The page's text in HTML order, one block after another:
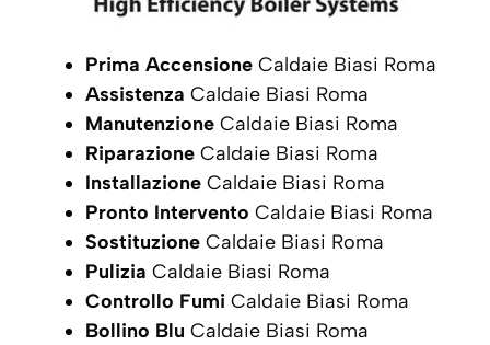
Prima Accensione Caldaie Biasi Roma
Assistenza Caldaie Biasi Roma
Manutenzione Caldaie Biasi Roma
Riparazione Caldaie Biasi Roma
Installazione Caldaie Biasi Roma
Pronto Intervento Caldaie Biasi Roma
Sostituzione Caldaie Biasi Roma
Pulizia Caldaie Biasi Roma
Controllo Fumi Caldaie Biasi Roma
Bollino Blu Caldaie Biasi Roma